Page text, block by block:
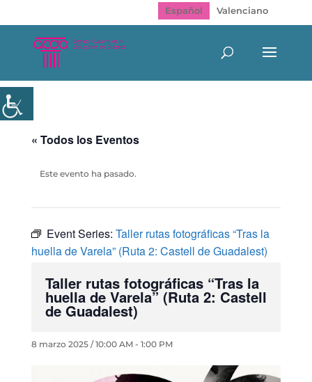
Español Valenciano
« Todos los Eventos
Este evento ha pasado.
Event Series: Taller rutas fotográficas “Tras la
huella de Varela” (Ruta 2: Castell de Guadalest)
Taller rutas fotográficas “Tras la
huella de Varela” (Ruta 2: Castell
de Guadalest)
8 marzo 2025 / 10:00 AM- 1:00 PM